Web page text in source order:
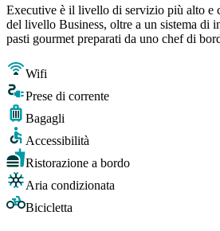
Executive è il livello di servizio più alto e
del livello Business, oltre a un sistema di
pasti gourmet preparati da uno chef di
Wifi
Prese di corrente
Bagagli
Accessibilità
Ristorazione a bordo
Aria condizionata
Bicicletta